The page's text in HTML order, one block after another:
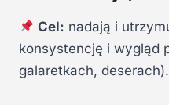
Cel: nadają i
konsystencję i wygląd
galaretkach, deserach).